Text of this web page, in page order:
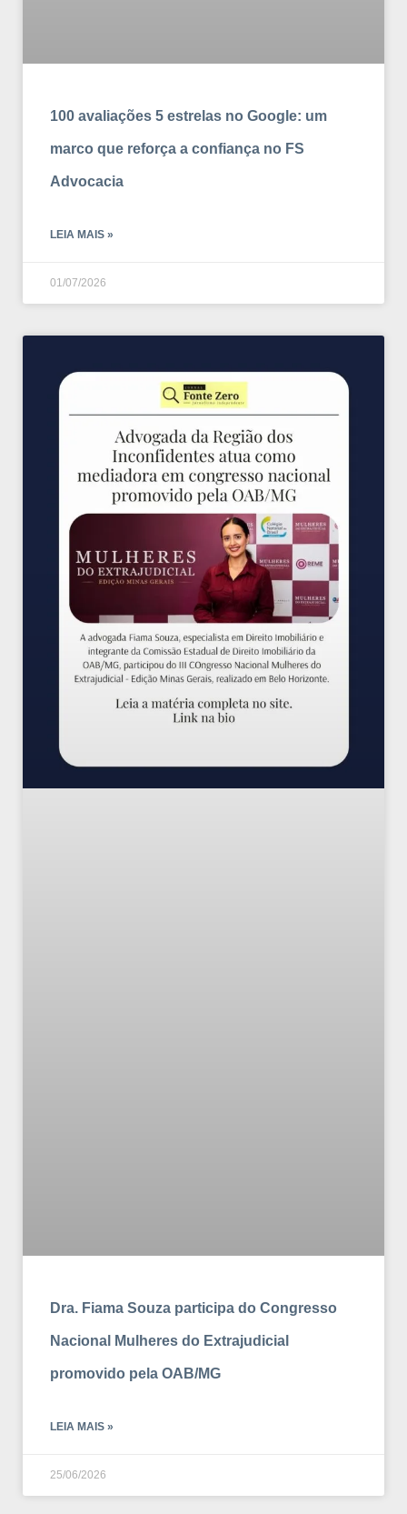
100 avaliações 5 estrelas no Google: um
marco que reforça a confiança no FS
Advocacia
LEIA MAIS »
01/07/2026
Dra. Fiama Souza participa do Congresso
Nacional Mulheres do Extrajudicial
promovido pela OAB/MG
LEIA MAIS »
25/06/2026